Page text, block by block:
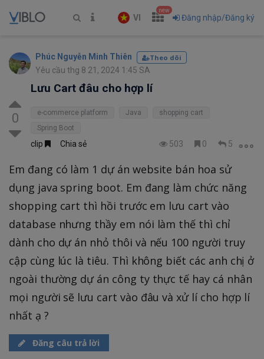
VI
new
Đăng nhập/Đăng ký
Phúc Nguyễn Minh Thiên Theo dõi
Yêu cầu thg 8 21, 2024 1:45 SA
0
Lưu Cart đâu cho hợp lí
e-commerce platform Java
shopping cart
Spring Boot
clip Chia sẻ 503 0 5
Em đang có làm 1 dự án website bán hoa sử
dụng java spring boot. Em đang làm chức năng
shopping cart thì hồi trước em lưu cart vào
database nhưng thầy em nói làm thế thì chỉ
dành cho dự án nhỏ thôi và nếu 100 người truy
cập cùng lúc là tiêu. Thì không biết các anh chị ở
ngoài thường dự án công ty thực tế hay cá nhân
mọi người sẽ lưu cart vào đâu và xử lí cho hợp lí
nhất ạ ?
Đăng câu trả lời